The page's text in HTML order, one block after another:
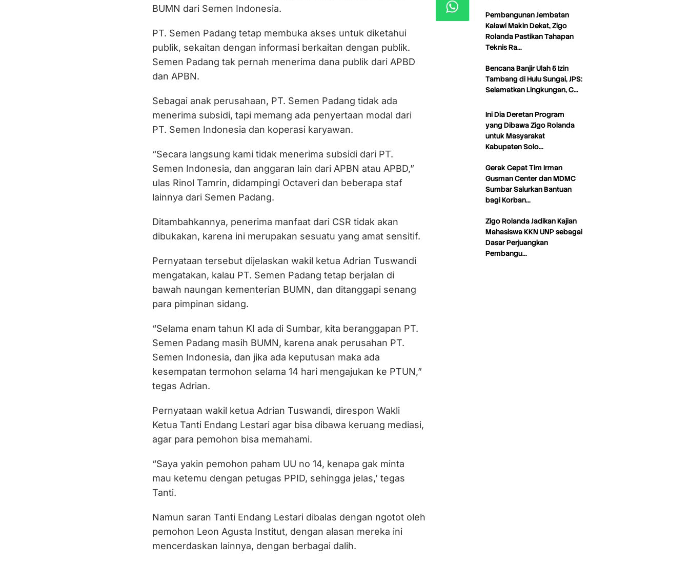
BUMN dari Semen Indonesia.
PT. Semen Padang tetap membuka akses untuk diketahui
publik, sekaitan dengan informasi berkaitan dengan publik.
Semen Padang tak pernah menerima dana publik dari APBD
dan APBN.
Sebagai anak perusahaan, PT. Semen Padang tidak ada
menerima subsidi, tapi memang ada penyertaan modal dari
PT. Semen Indonesia dan koperasi karyawan.
“Secara langsung kami tidak menerima subsidi dari PT.
Semen Indonesia, dan anggaran lain dari APBN atau APBD,”
ulas Rinol Tamrin, didampingi Octaveri dan beberapa staf
lainnya dari Semen Padang.
Ditambahkannya, penerima manfaat dari CSR tidak akan
dibukakan, karena ini merupakan sesuatu yang amat sensitif.
Pernyataan tersebut dijelaskan wakil ketua Adrian Tuswandi
mengatakan, kalau PT. Semen Padang tetap berjalan di
bawah naungan kementerian BUMN, dan ditanggapi senang
para pimpinan sidang.
“Selama enam tahun KI ada di Sumbar, kita beranggapan PT.
Semen Padang masih BUMN, karena anak perusahan PT.
Semen Indonesia, dan jika ada keputusan maka ada
kesempatan termohon selama 14 hari mengajukan ke PTUN,”
tegas Adrian.
Pernyataan wakil ketua Adrian Tuswandi, direspon Wakli
Ketua Tanti Endang Lestari agar bisa dibawa keruang mediasi,
agar para pemohon bisa memahami.
“Saya yakin pemohon paham UU no 14, kenapa gak minta
mau ketemu dengan petugas PPID, sehingga jelas,’ tegas
Tanti.
Namun saran Tanti Endang Lestari dibalas dengan ngotot oleh
pemohon Leon Agusta Institut, dengan alasan mereka ini
mencerdaskan lainnya, dengan berbagai dalih.
Pembangunan Jembatan
Kalawi Makin Dekat, Zigo
Rolanda Pastikan Tahapan
Teknis Ra…
Bencana Banjir Ulah 5 Izin
Tambang di Hulu Sungai, JPS:
Selamatkan Lingkungan, C…
Ini Dia Deretan Program
yang Dibawa Zigo Rolanda
untuk Masyarakat
Kabupaten Solo…
Gerak Cepat Tim Irman
Gusman Center dan MDMC
Sumbar Salurkan Bantuan
bagi Korban…
Zigo Rolanda Jadikan Kajian
Mahasiswa KKN UNP sebagai
Dasar Perjuangkan
Pembangu…